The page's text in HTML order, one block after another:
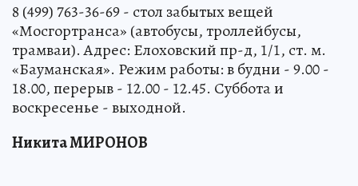
8 (499) 763-36-69 - стол забытых вещей
«Мосгортранса» (автобусы, троллейбусы,
трамваи). Адрес: Елоховский пр-д, 1/1, ст. м.
«Бауманская». Режим работы: в будни - 9.00 -
18.00, перерыв - 12.00 - 12.45. Суббота и
воскресенье - выходной.
Никита МИРОНОВ